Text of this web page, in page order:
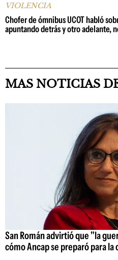
VIOLENCIA
Chofer de ómnibus UCOT habló
apuntando detrás y otro adelante,
MAS NOTICIAS
San Román advirtió que "la
cómo Ancap se preparó para la